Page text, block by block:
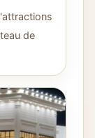
de